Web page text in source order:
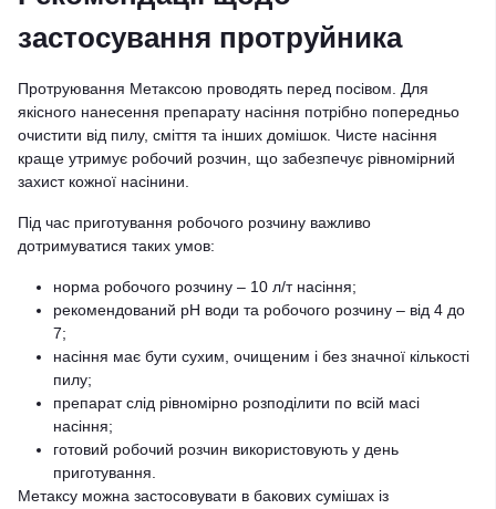
застосування протруйника
Протруювання Метаксою проводять перед посівом. Для
якісного нанесення препарату насіння потрібно попередньо
очистити від пилу, сміття та інших домішок. Чисте насіння
краще утримує робочий розчин, що забезпечує рівномірний
захист кожної насінини.
Під час приготування робочого розчину важливо
дотримуватися таких умов:
норма робочого розчину – 10 л/т насіння;
рекомендований pH води та робочого розчину – від 4 до
7;
насіння має бути сухим, очищеним і без значної кількості
пилу;
препарат слід рівномірно розподілити по всій масі
насіння;
готовий робочий розчин використовують у день
приготування.
Метаксу можна застосовувати в бакових сумішах із